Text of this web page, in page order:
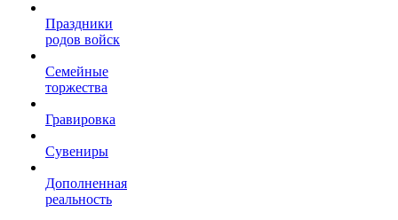
Праздники
родов войск
Семейные
торжества
Гравировка
Сувениры
Дополненная
реальность